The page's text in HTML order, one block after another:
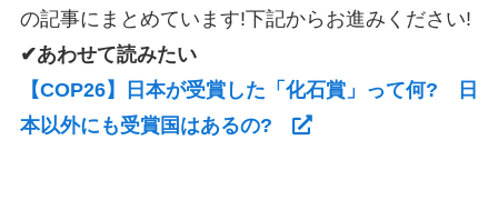
の記事にまとめています!下記からお進みください!
✔あわせて読みたい
【COP26】日本が受賞した「化石賞」って何? 日
本以外にも受賞国はあるの?